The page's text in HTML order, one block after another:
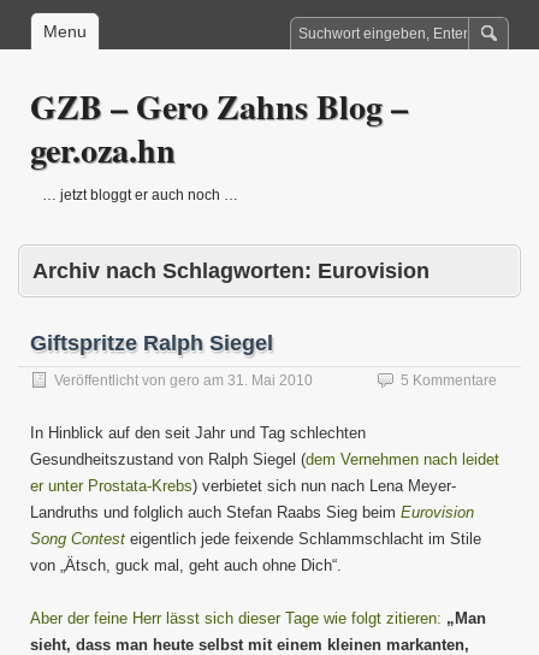
Menu
GZB – Gero Zahns Blog –
ger.oza.hn
… jetzt bloggt er auch noch …
Archiv nach Schlagworten: Eurovision
Giftspritze Ralph Siegel
Veröffentlicht von gero am 31. Mai 2010 5 Kommentare
In Hinblick auf den seit Jahr und Tag schlechten
Gesundheitszustand von Ralph Siegel (dem Vernehmen nach leidet
er unter Prostata-Krebs) verbietet sich nun nach Lena Meyer-
Landruths und folglich auch Stefan Raabs Sieg beim Eurovision
Song Contest eigentlich jede feixende Schlammschlacht im Stile
von „Ätsch, guck mal, geht auch ohne Dich“.
Aber der feine Herr lässt sich dieser Tage wie folgt zitieren: „Man
sieht, dass man heute selbst mit einem kleinen markanten,